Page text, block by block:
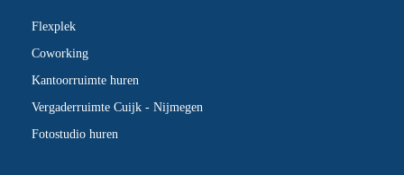
Flexplek
Coworking
Kantoorruimte huren
Vergaderruimte Cuijk - Nijmegen
Fotostudio huren